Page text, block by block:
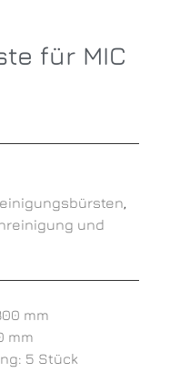
für MIC
,
und
mm
mm
5 Stück